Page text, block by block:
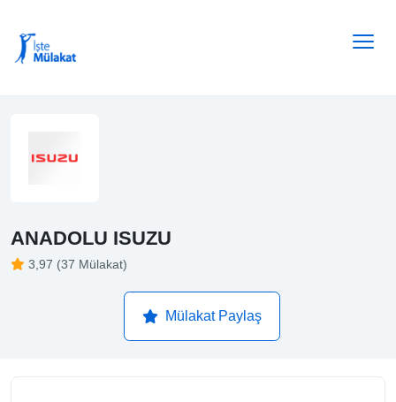
ANADOLU ISUZU
3,97 (37 Mülakat)
Mülakat Paylaş